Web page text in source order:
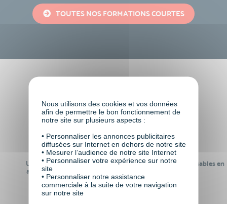
TOUTES NOS FORMATIONS COURTES
academy c’est
Un réseau de 22 000
anciens participants
100% des formations réalisables en
Nous utilisons des cookies et vos données
afin de permettre le bon fonctionnement de
notre site sur plusieurs aspects :
• Personnaliser les annonces publicitaires
diffusées sur Internet en dehors de notre site
• Mesurer l’audience de notre site Internet
• Personnaliser votre expérience sur notre
site
• Personnaliser notre assistance
commerciale à la suite de votre navigation
sur notre site